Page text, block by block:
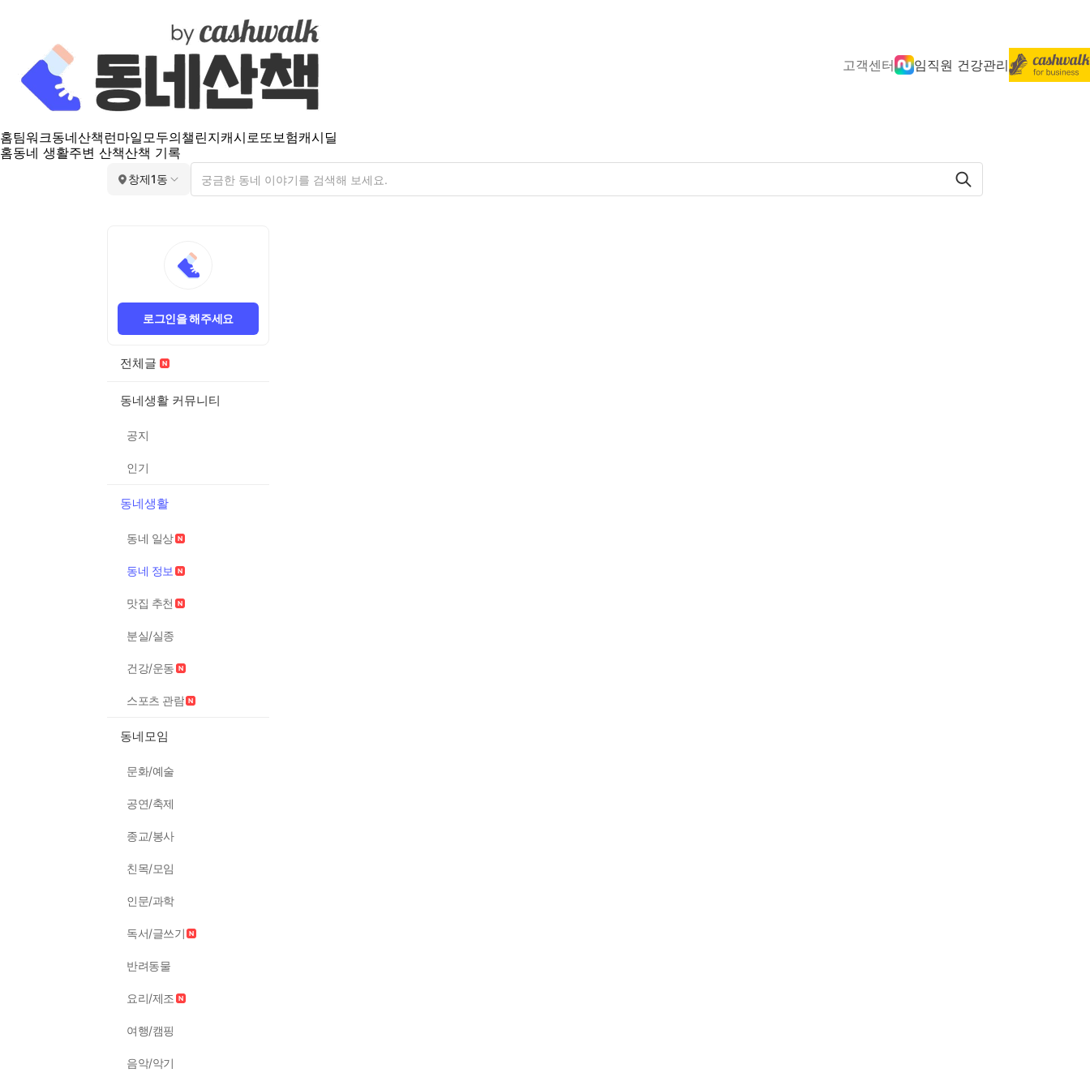
고객센터 임직원 건강관리
홈팀워크동네산책 런마일모두의챌린지캐시로또보험캐시딜
홈동네 생활주변 산책산책 기록
창제1동
로그인을 해주세요
전체글
동네생활 커뮤니티
공지
인기
동네생활
동네 일상
동네 정보
맛집 추천
분실/실종
건강/운동
스포츠 관람
동네모임
문화/예술
공연/축제
종교/봉사
친목/모임
인문/과학
독서/글쓰기
반려동물
요리/제조
여행/캠핑
음악/악기